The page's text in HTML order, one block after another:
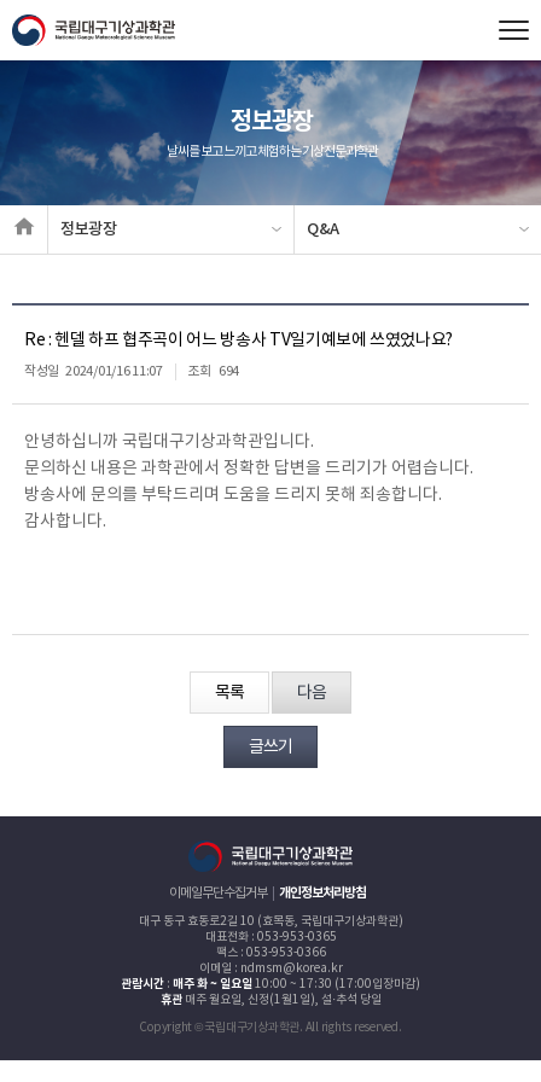
정보광장
날씨를 보고 느끼고 체험하는 기상전문과학관
정보광장 Q&A
Re : 헨델 하프 협주곡이 어느 방송사 TV일기예보에 쓰였었나요?
작성일 2024/01/16 11:07 조회 694
안녕하십니까 국립대구기상과학관입니다.
문의하신 내용은 과학관에서 정확한 답변을 드리기가 어렵습니다.
방송사에 문의를 부탁드리며 도움을 드리지 못해 죄송합니다.
감사합니다.
목록 다음
글쓰기
이메일무단수집거부 개인정보처리방침
대구 동구 효동로2길 10 (효목동, 국립대구기상과학관)
대표전화 : 053-953-0365
팩스 : 053-953-0366
이메일 : ndmsm@korea.kr
관람시간 : 매주 화 ~ 일요일 10:00 ~ 17:30 (17:00입장마감)
휴관매주 월요일, 신정(1월1일), 설·추석 당일
Copyright © 국립대구기상과학관. All rights reserved.